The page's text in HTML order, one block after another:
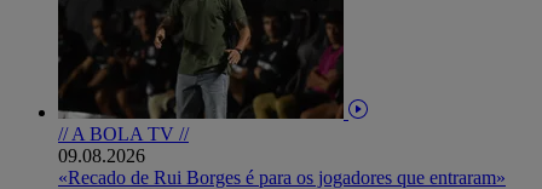
// A BOLA TV //
09.08.2026
«Recado de Rui Borges é para os jogadores que entraram»